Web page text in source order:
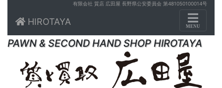
有限会社 質店 広田屋 長野県公安委員会 第481050100014号
HIROTAYA
Toggle
MENU
PAWN & SECOND HAND SHOP HIROTAYA